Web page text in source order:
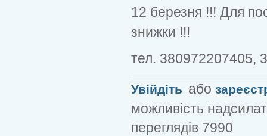
12 березня !!! Для
знижки !!!
тел. 380972207405,
Увійдіть або
можливість
переглядів 7990